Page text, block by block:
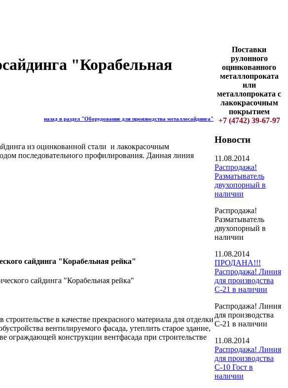
"Корабельная
назад в раздел "Оборудование для производства металлосайдинга"
из оцинкованной стали и лакокрасочным
последовательного профилирования. Данная линия
сайдинга "Корабельная рейка"
в качестве прекрасного материала для отделки
вентилируемого фасада, утеплить старое здание,
ограждающей конструкции вентфасада при строительстве
Поставки
рулонного
оцинкованного
металлопроката
или
металлопроката с
лакокрасочным
покрытием
+7 (4742) 39-67-97
Новости
11.08.2014
Распродажа!
Разматыватель
двухопорный в
наличии
Распродажа!
Разматыватель
двухопорный в
наличии
11.08.2014
ПРОДАНА!!!
Распродажа! Линия
для производства
С-21 в наличии
Распродажа! Линия
для производства
С-21 в наличии
11.08.2014
Распродажа! Линия
для производства
С-10 Гост в
наличии